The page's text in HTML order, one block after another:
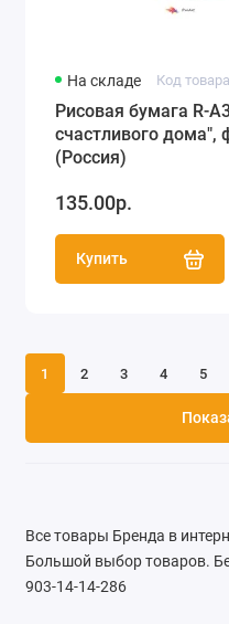
На складе Код
Рисовая бумага R-
счастливого дома",
(Россия)
135.00р.
Купить
1 2 3 4 5
Все товары Бренда в
Большой выбор товаров.
903-14-14-286